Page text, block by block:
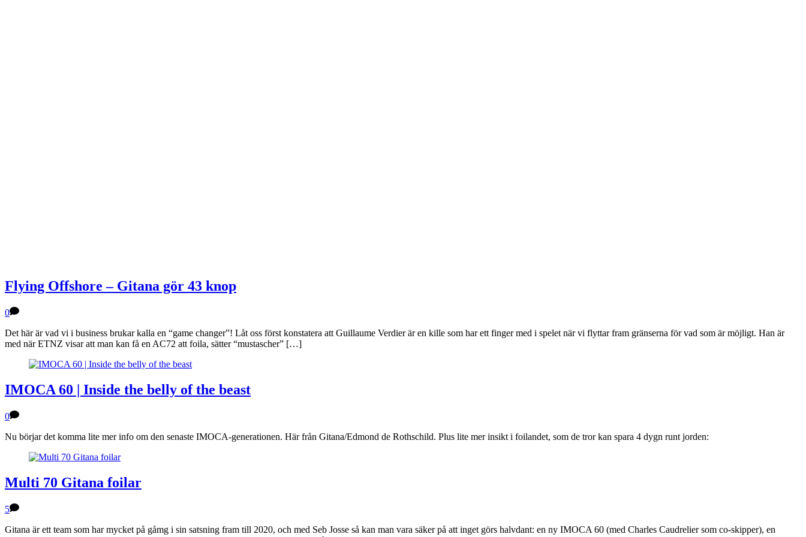
Flying Offshore – Gitana gör 43 knop
0
Det här är vad vi i business brukar kalla en “game changer”! Låt oss först konstatera att Guillaume Verdier är en kille som har ett finger med i spelet när vi flyttar fram gränserna för vad som är möjligt. Han är
med när ETNZ visar att man kan få en AC72 att foila, sätter “mustascher” […]
IMOCA 60 | Inside the belly of the beast
0
Nu börjar det komma lite mer info om den senaste IMOCA-generationen. Här från Gitana/Edmond de Rothschild. Plus lite mer insikt i foilandet, som de tror kan spara 4 dygn runt jorden:
Multi 70 Gitana foilar
5
Gitana är ett team som har mycket på gåmg i sin satsning fram till 2020, och med Seb Josse så kan man vara säker på att inget görs halvdant: en ny IMOCA 60 (med Charles Caudrelier som co-skipper), en